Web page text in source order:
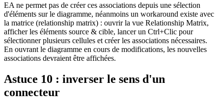
EA ne permet pas de créer ces associations depuis une sélection
d'éléments sur le diagramme, néanmoins un workaround existe avec
la matrice (relationship matrix) : ouvrir la vue Relationship Matrix,
afficher les éléments source & cible, lancer un Ctrl+Clic pour
sélectionner plusieurs cellules et créer les associations nécessaires.
En ouvrant le diagramme en cours de modifications, les nouvelles
associations devraient être affichées.
Astuce 10 : inverser le sens d'un
connecteur